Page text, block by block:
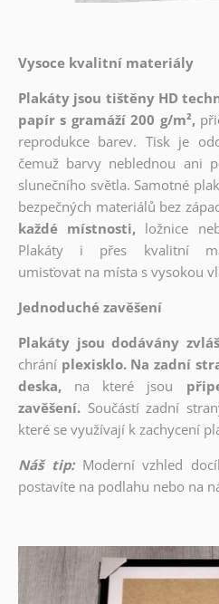
Vysoce kvalitní materiály
Plakáty jsou tištěny HD
papír s gramáží 200 g/m²,
reprodukce barev. Tisk je
čemuž barvy neblednou ani
slunečního světla. Samotné
bezpečných materiálů bez
každé místnosti, ložnice
Plakáty i přes kvalitní
umisťovat na místa s vysokou
Jednoduché zavěšení
Plakáty jsou dodávány
chrání plexisklo. Na zadní
deska,
na které jsou
zavěšení. Součástí zadní
které se využívají k zachycení
Náš tip: Moderní vzhled
postavíte na podlahu nebo na